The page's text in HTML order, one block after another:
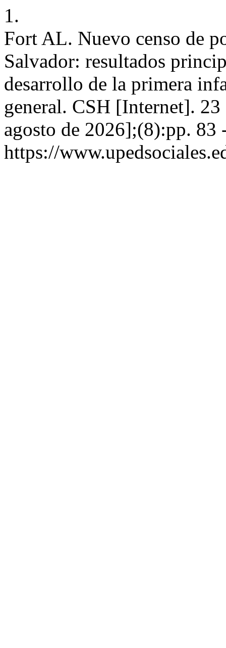
1.
Fort AL. Nuevo censo de
Salvador: resultados
desarrollo de la primera
general. CSH [Internet].
agosto de 2026];(8):pp.
https://